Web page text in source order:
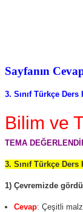
Sayfanın
3. Sınıf Türkçe Ders
Bilim ve
TEMA
3. Sınıf Türkçe Ders
1) Çevremizde
Cevap: Çeşitli